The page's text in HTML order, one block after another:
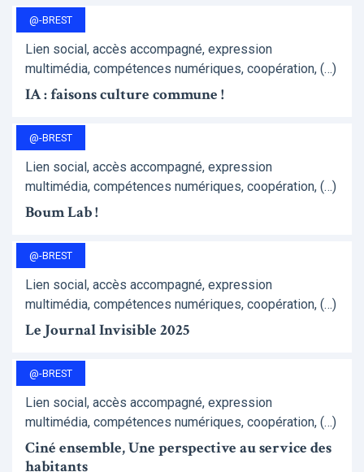
@-BREST
Lien social, accès accompagné, expression
multimédia, compétences numériques, coopération, (…)
IA : faisons culture commune !
@-BREST
Lien social, accès accompagné, expression
multimédia, compétences numériques, coopération, (…)
Boum Lab !
@-BREST
Lien social, accès accompagné, expression
multimédia, compétences numériques, coopération, (…)
Le Journal Invisible 2025
@-BREST
Lien social, accès accompagné, expression
multimédia, compétences numériques, coopération, (…)
Ciné ensemble, Une perspective au service des
habitants